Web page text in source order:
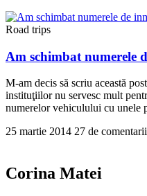
Road trips
Am schimbat numerele
M-am decis să scriu această
instituţiilor nu servesc mult
numerelor vehiculului cu unele
25 martie 2014 27 de comentarii
Corina Matei